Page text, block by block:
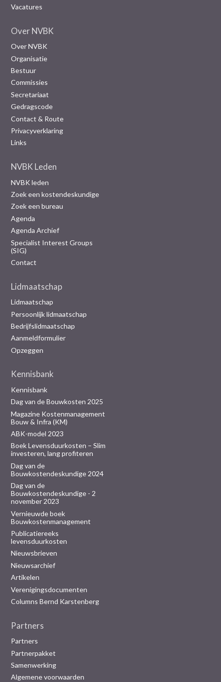
Vacatures
Over NVBK
Over NVBK
Organisatie
Bestuur
Commissies
Secretariaat
Gedragscode
Contact & Route
Privacyverklaring
Links
NVBK Leden
NVBK leden
Zoek een kostendeskundige
Zoek een bureau
Agenda
Agenda Archief
Specialist Interest Groups
(SIG)
Contact
Lidmaatschap
Lidmaatschap
Persoonlijk lidmaatschap
Bedrijfslidmaatschap
Aanmeldformulier
Opzeggen
Kennisbank
Kennisbank
Dag van de Bouwkosten 2025
Magazine Kostenmanagement
Bouw & Infra (KM)
ABK-model 2023
Boek Levensduurkosten – Slim
investeren, lang profiteren
Dag van de
Bouwkostendeskundige 2024
Dag van de
Bouwkostendeskundige - 2
november 2023
Vernieuwde boek
Bouwkostenmanagement
Publicatiereeks
levensduurkosten
Nieuwsbrieven
Nieuwsarchief
Artikelen
Verenigingsdocumenten
Columns Bernd Karstenberg
Partners
Partners
Partnerpakket
Samenwerking
Algemene voorwaarden